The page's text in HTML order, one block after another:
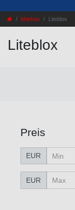
Marken Liteblox
Liteblox
Preis
EUR
EUR